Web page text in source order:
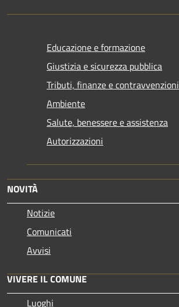
Educazione e formazione
Giustizia e sicurezza pubblica
Tributi, finanze e contravvenzioni
Ambiente
Salute, benessere e assistenza
Autorizzazioni
NOVITÀ
Notizie
Comunicati
Avvisi
VIVERE IL COMUNE
Luoghi